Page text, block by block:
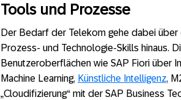
Tools und Prozesse
Der Bedarf der Telekom gehe dabei
Prozess- und Technologie-Skills hinaus.
Benutzeroberflächen wie SAP Fiori über
Machine Learning, Künstliche Intelligenz,
„Cloudifizierung“ mit der SAP Business